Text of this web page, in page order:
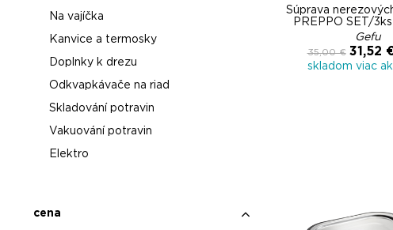
Na vajíčka
Kanvice a termosky
Doplnky k drezu
Odkvapkávače na riad
Skladování potravin
Vakuování potravin
Elektro
cena
Súprava
PREPPO SET/3ks
Gefu
35,00 € 31,52
skladom viac